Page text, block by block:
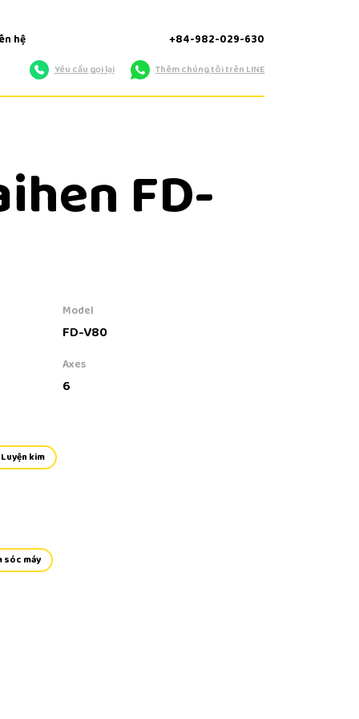
hệ +84-982-029-630
Yêu cầu gọi lại Thêm chúng tôi trên LINE
FD-
Model
FD-V80
Axes
6
Luyện kim
sóc máy